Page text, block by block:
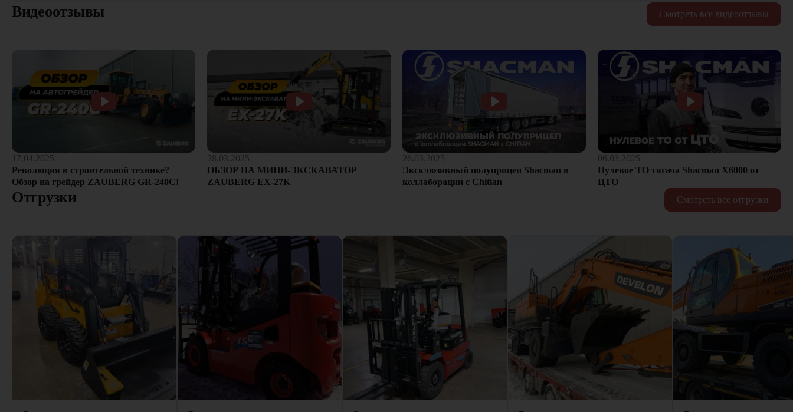
Смотреть все видеоотзывы
Видеоотзывы
17.04.2025
Революция в строительной технике?
Обзор на грейдер ZAUBERG GR-240C!
28.03.2025
ОБЗОР НА МИНИ-ЭКСКАВАТОР
ZAUBERG EX-27K
26.03.2025
Эксклюзивный полуприцеп Shacman в
коллаборации с Chitian
06.03.2025
Нулевое ТО тягача Shacman Х6000 от
ЦТО
Смотреть все отгрузки
Отгрузки